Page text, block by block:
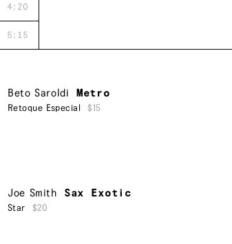
4:20
5:15
Beto Saroldi Metro
Retoque Especial $15
Joe Smith Sax Exotic
Star $20